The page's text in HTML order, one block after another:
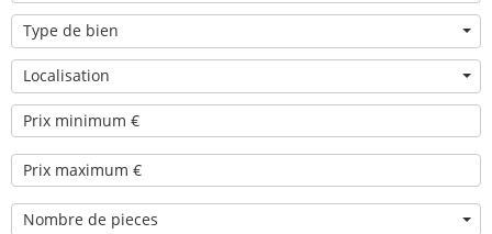
Type de bien
Localisation
Nombre de pieces